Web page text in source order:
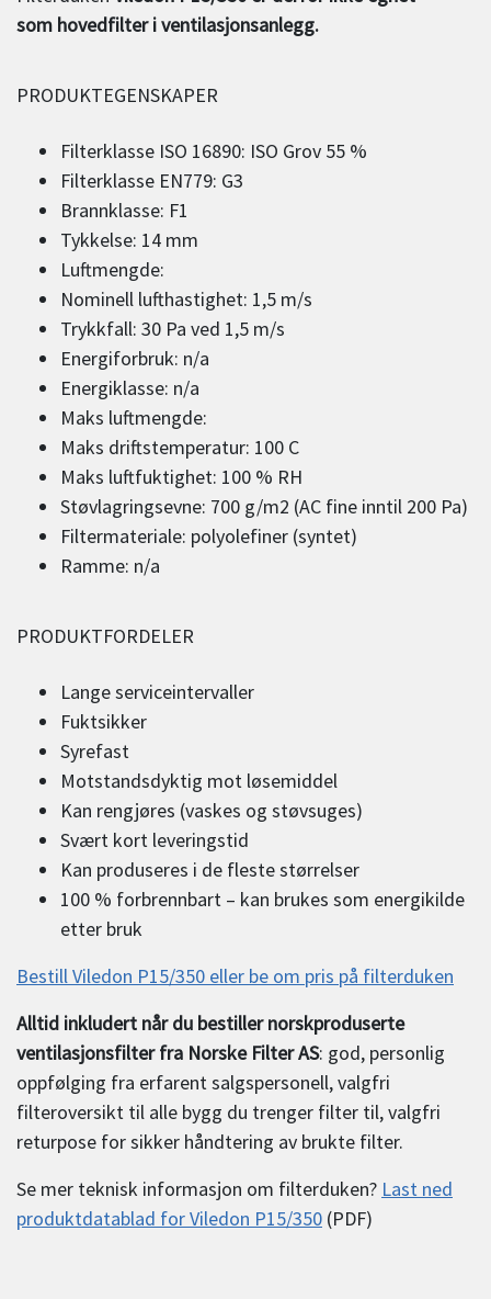
som hovedfilter i ventilasjonsanlegg.
PRODUKTEGENSKAPER
Filterklasse ISO 16890: ISO Grov 55 %
Filterklasse EN779: G3
Brannklasse: F1
Tykkelse: 14 mm
Luftmengde:
Nominell lufthastighet: 1,5 m/s
Trykkfall: 30 Pa ved 1,5 m/s
Energiforbruk: n/a
Energiklasse: n/a
Maks luftmengde:
Maks driftstemperatur: 100 C
Maks luftfuktighet: 100 % RH
Støvlagringsevne: 700 g/m2 (AC fine inntil 200 Pa)
Filtermateriale: polyolefiner (syntet)
Ramme: n/a
PRODUKTFORDELER
Lange serviceintervaller
Fuktsikker
Syrefast
Motstandsdyktig mot løsemiddel
Kan rengjøres (vaskes og støvsuges)
Svært kort leveringstid
Kan produseres i de fleste størrelser
100 % forbrennbart – kan brukes som energikilde
etter bruk
Bestill Viledon P15/350 eller be om pris på filterduken
Alltid inkludert når du bestiller norskproduserte
ventilasjonsfilter fra Norske Filter AS: god, personlig
oppfølging fra erfarent salgspersonell, valgfri
filteroversikt til alle bygg du trenger filter til, valgfri
returpose for sikker håndtering av brukte filter.
Se mer teknisk informasjon om filterduken? Last ned
produktdatablad for Viledon P15/350 (PDF)